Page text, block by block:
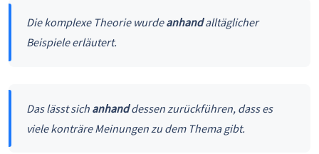
Die komplexe Theorie wurdeanhandalltäglicher
Beispiele erläutert.
Das lässt sich anhanddessen zurückführen, dass es
viele konträre Meinungen zu dem Thema gibt.